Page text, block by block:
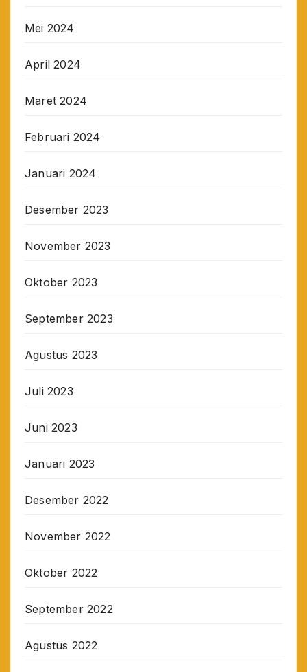
Mei 2024
April 2024
Maret 2024
Februari 2024
Januari 2024
Desember 2023
November 2023
Oktober 2023
September 2023
Agustus 2023
Juli 2023
Juni 2023
Januari 2023
Desember 2022
November 2022
Oktober 2022
September 2022
Agustus 2022